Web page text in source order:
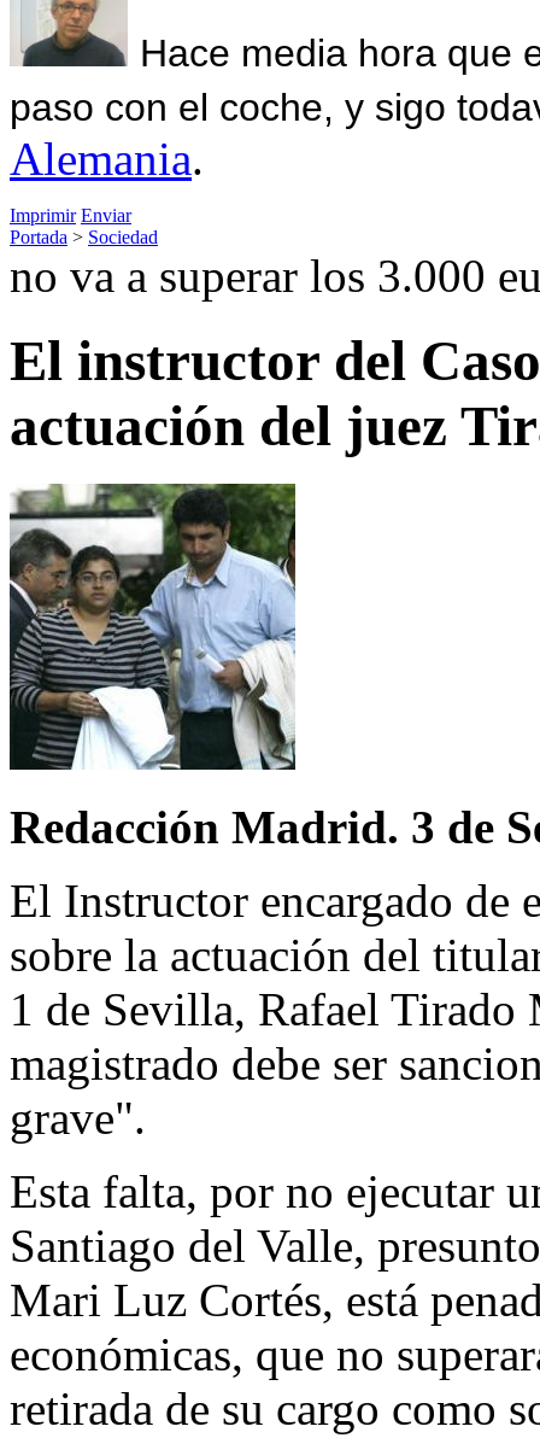
Hace media hora que
paso con el coche, y sigo
Alemania.
Imprimir Enviar
Portada > Sociedad
no va a superar los 3.000
El instructor del
actuación del juez
Redacción Madrid. 3 de
El Instructor encargado
sobre la actuación del
1 de Sevilla, Rafael Tirado
magistrado debe ser
grave".
Esta falta, por no ejecutar
Santiago del Valle,
Mari Luz Cortés, está
económicas, que no
retirada de su cargo como